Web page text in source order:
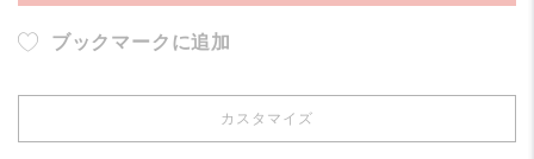
ブックマークに追加
カスタマイズ